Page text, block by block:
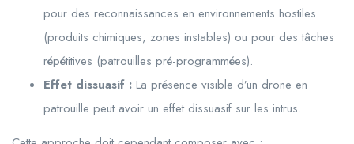
pour des reconnaissances en environnements hostiles
(produits chimiques, zones instables) ou pour des tâches
répétitives (patrouilles pré-programmées).
Effet dissuasif : La présence visible d’un drone en
patrouille peut avoir un effet dissuasif sur les intrus.